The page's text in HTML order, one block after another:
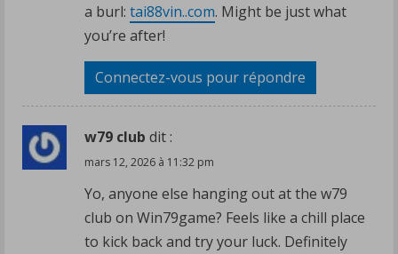
a burl: tai88vin..com. Might be just what
you’re after!
Connectez-vous pour répondre
w79 club dit :
mars 12, 2026 à 11:32 pm
Yo, anyone else hanging out at the w79
club on Win79game? Feels like a chill place
to kick back and try your luck. Definitely